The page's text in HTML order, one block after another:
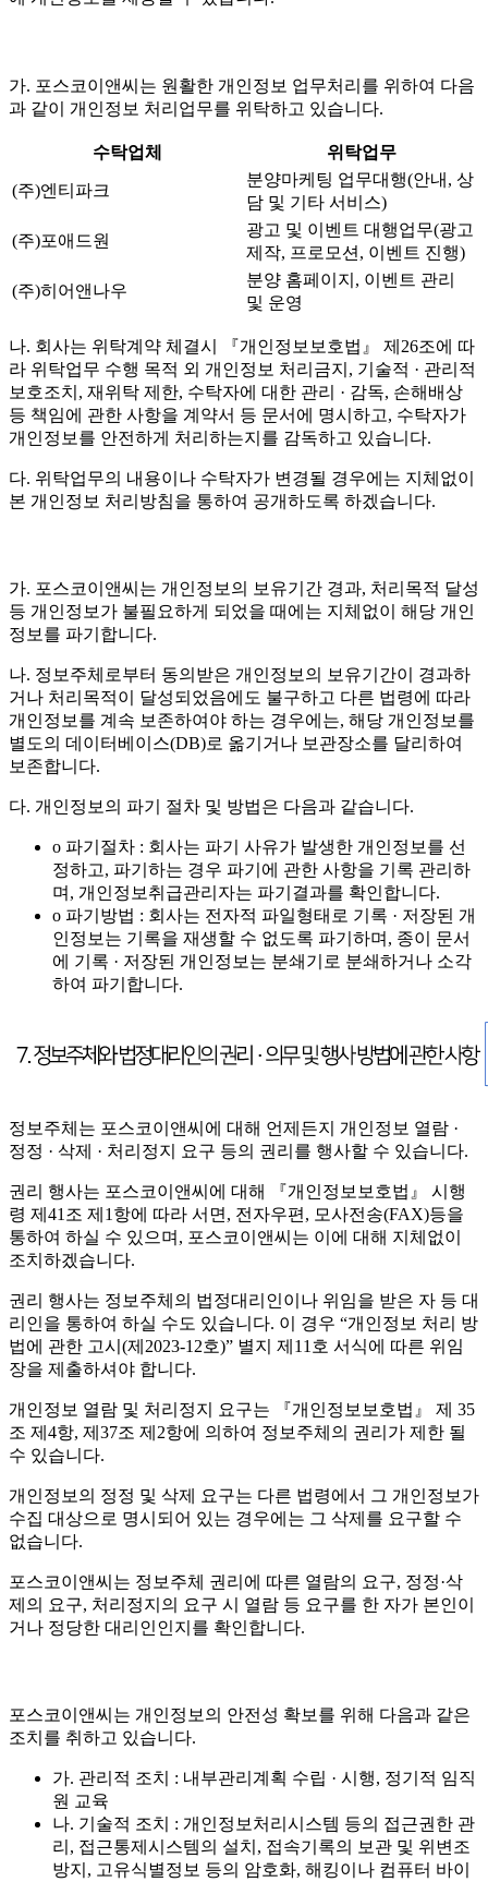
가. 포스코이앤씨는 원활한 개인정보 업무처리를 위하여 다음
과 같이 개인정보 처리업무를 위탁하고 있습니다.
수탁업체 위탁업무
(주)엔티파크
분양마케팅 업무대행(안내, 상
담 및 기타 서비스)
(주)포애드원
광고 및 이벤트 대행업무(광고
제작, 프로모션, 이벤트 진행)
(주)히어앤나우
분양 홈페이지, 이벤트 관리
및 운영
나. 회사는 위탁계약 체결시 『개인정보보호법』 제26조에 따
라 위탁업무 수행 목적 외 개인정보 처리금지, 기술적 · 관리적
보호조치, 재위탁 제한, 수탁자에 대한 관리 · 감독, 손해배상
등 책임에 관한 사항을 계약서 등 문서에 명시하고, 수탁자가
개인정보를 안전하게 처리하는지를 감독하고 있습니다.
다. 위탁업무의 내용이나 수탁자가 변경될 경우에는 지체없이
본 개인정보 처리방침을 통하여 공개하도록 하겠습니다.
가. 포스코이앤씨는 개인정보의 보유기간 경과, 처리목적 달성
등 개인정보가 불필요하게 되었을 때에는 지체없이 해당 개인
정보를 파기합니다.
나. 정보주체로부터 동의받은 개인정보의 보유기간이 경과하
거나 처리목적이 달성되었음에도 불구하고 다른 법령에 따라
개인정보를 계속 보존하여야 하는 경우에는, 해당 개인정보를
별도의 데이터베이스(DB)로 옮기거나 보관장소를 달리하여
보존합니다.
다. 개인정보의 파기 절차 및 방법은 다음과 같습니다.
o 파기절차 : 회사는 파기 사유가 발생한 개인정보를 선
정하고, 파기하는 경우 파기에 관한 사항을 기록 관리하
며, 개인정보취급관리자는 파기결과를 확인합니다.
o 파기방법 : 회사는 전자적 파일형태로 기록 · 저장된 개
인정보는 기록을 재생할 수 없도록 파기하며, 종이 문서
에 기록 · 저장된 개인정보는 분쇄기로 분쇄하거나 소각
하여 파기합니다.
정보주체는 포스코이앤씨에 대해 언제든지 개인정보 열람 ·
정정 · 삭제 · 처리정지 요구 등의 권리를 행사할 수 있습니다.
권리 행사는 포스코이앤씨에 대해 『개인정보보호법』 시행
령 제41조 제1항에 따라 서면, 전자우편, 모사전송(FAX)등을
통하여 하실 수 있으며, 포스코이앤씨는 이에 대해 지체없이
조치하겠습니다.
권리 행사는 정보주체의 법정대리인이나 위임을 받은 자 등 대
리인을 통하여 하실 수도 있습니다. 이 경우 “개인정보 처리 방
법에 관한 고시(제2023-12호)” 별지 제11호 서식에 따른 위임
장을 제출하셔야 합니다.
개인정보 열람 및 처리정지 요구는 『개인정보보호법』 제 35
조 제4항, 제37조 제2항에 의하여 정보주체의 권리가 제한 될
수 있습니다.
개인정보의 정정 및 삭제 요구는 다른 법령에서 그 개인정보가
수집 대상으로 명시되어 있는 경우에는 그 삭제를 요구할 수
없습니다.
포스코이앤씨는 정보주체 권리에 따른 열람의 요구, 정정·삭
제의 요구, 처리정지의 요구 시 열람 등 요구를 한 자가 본인이
거나 정당한 대리인인지를 확인합니다.
포스코이앤씨는 개인정보의 안전성 확보를 위해 다음과 같은
조치를 취하고 있습니다.
가. 관리적 조치 : 내부관리계획 수립 · 시행, 정기적 임직
원 교육
나. 기술적 조치 : 개인정보처리시스템 등의 접근권한 관
리, 접근통제시스템의 설치, 접속기록의 보관 및 위변조
방지, 고유식별정보 등의 암호화, 해킹이나 컴퓨터 바이